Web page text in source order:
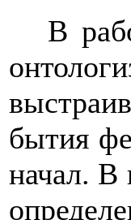
В
бытия
начал. В